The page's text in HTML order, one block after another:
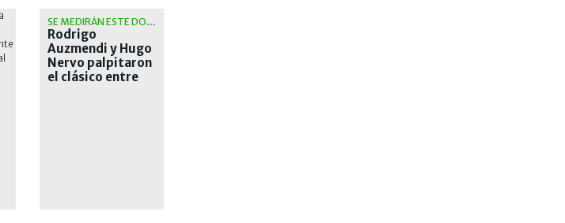
SE MEDIRÁN ESTE DOMINGO
Rodrigo
Auzmendi y Hugo
Nervo palpitaron
el clásico entre